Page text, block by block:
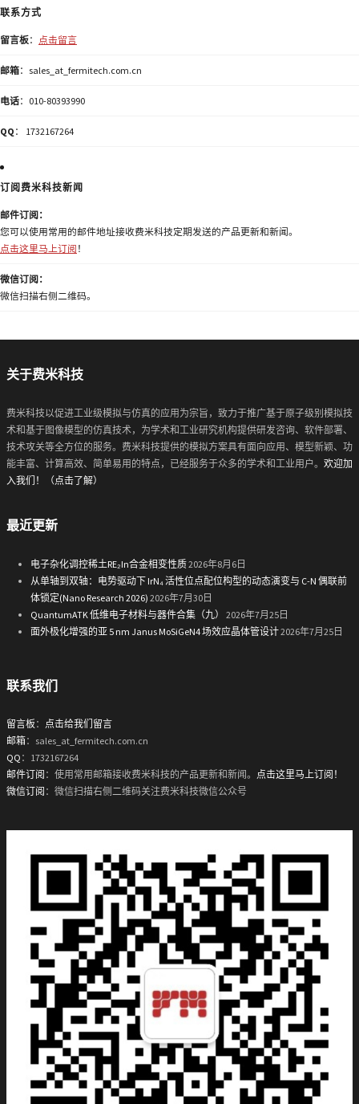
联系方式
留言板： 点击留言
邮箱：sales_at_fermitech.com.cn
电话：010-80393990
QQ ： 1732167264
订阅费米科技新闻
邮件订阅：
您可以使用常用的邮件地址接收费米科技定期发送的产品更新和新闻。
点击这里马上订阅 ！
微信订阅：
微信扫描右侧二维码。
关于费米科技
费米科技以促进工业级模拟与仿真的应用为宗旨，致力于推广基于原子级别模拟技
术和基于图像模型的仿真技术，为学术和工业研究机构提供研发咨询、软件部署、
技术攻关等全方位的服务。费米科技提供的模拟方案具有面向应用、模型新颖、功
能丰富、计算高效、简单易用的特点，已经服务于众多的学术和工业用户。 欢迎加
入我们！（点击了解）
最近更新
电子杂化调控稀土RE₂In合金相变性质2026年8月6日
从单轴到双轴：电势驱动下 IrN₄ 活性位点配位构型的动态演变与 C-N 偶联前
体锁定(Nano Research 2026) 2026年7月30日
QuantumATK 低维电子材料与器件合集（九）
2026年7月25日
面外极化增强的亚 5 nm Janus MoSiGeN4 场效应晶体管设计2026年7月25日
联系我们
留言板 ： 点击给我们留言
邮箱：sales_at_fermitech.com.cn
QQ ：1732167264
邮件订阅 ：使用常用邮箱接收费米科技的产品更新和新闻。 点击这里马上订阅！
微信订阅 ：微信扫描右侧二维码关注费米科技微信公众号